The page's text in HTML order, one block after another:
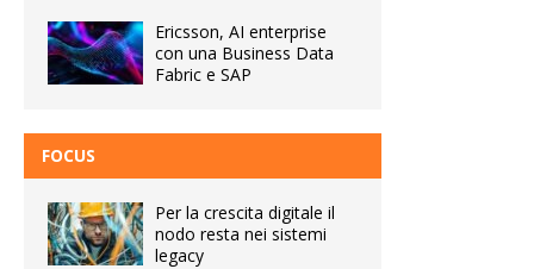
Ericsson, AI enterprise
con una Business Data
Fabric e SAP
FOCUS
Per la crescita digitale il
nodo resta nei sistemi
legacy